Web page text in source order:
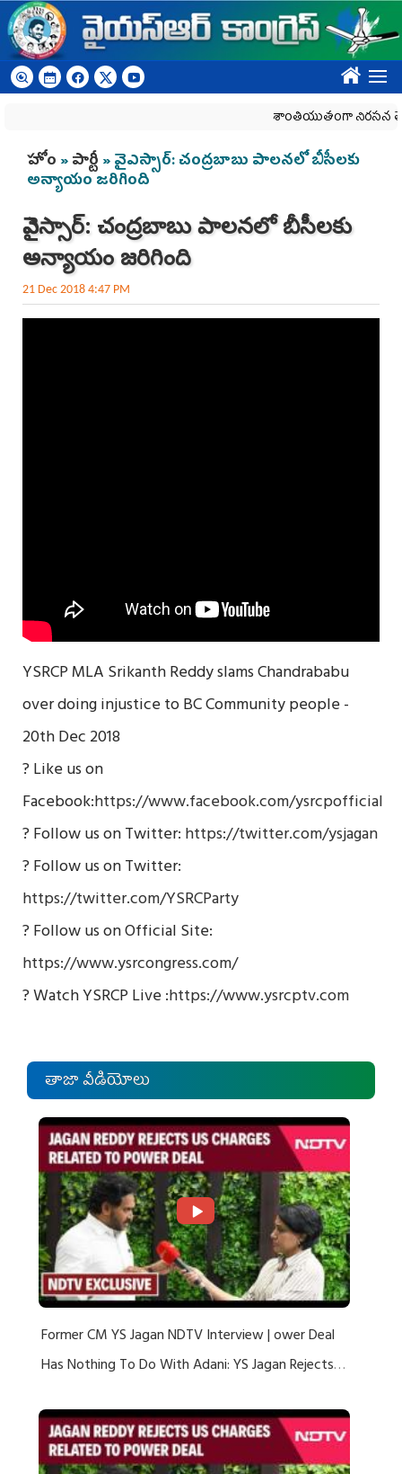
Skip to main content
????
శాంతియుతంగా నిరసన
You are here
హోం »పార్టీ » వైఎస్సార్‌: చంద్రబాబు పాలనలో బీసీలకు
అన్యాయం జరిగింది
వైఎస్సార్‌: చంద్రబాబు పాలనలో బీసీలకు
అన్యాయం జరిగింది
21 Dec 2018 4:47 PM
YSRCP MLA Srikanth Reddy slams Chandrababu
over doing injustice to BC Community people -
20th Dec 2018
? Like us on
Facebook:https://www.facebook.com/ysrcpofficial
? Follow us on Twitter:https://twitter.com/ysjagan
? Follow us on Twitter:
https://twitter.com/YSRCParty
? Follow us on Official Site:
https://www.ysrcongress.com/
? Watch YSRCP Live :https://www.ysrcptv.com
తాజా వీడియోలు
Former CM YS Jagan NDTV Interview | ower Deal
Has Nothing To Do With Adani: YS Jagan Rejects